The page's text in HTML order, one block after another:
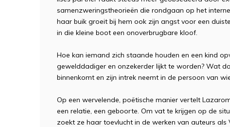
samenzweringstheorieën die rondgaan op het
haar buik groeit bij hem ook zijn angst voor een
in die kleine boot een onoverbrugbare kloof.
Hoe kan iemand zich staande houden en een kind
gewelddadiger en onzekerder lijkt te worden? Wat
binnenkomt en zijn intrek neemt in de persoon van
Op een wervelende, poëtische manier vertelt
een relatie, een geboorte. Om vat te krijgen op de
zoekt ze haar toevlucht in de werken van auteurs als